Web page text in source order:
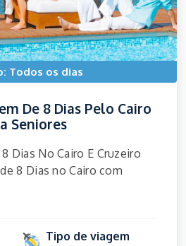
Todos os dias
De 8 Dias Pelo Cairo
Seniores
Dias No Cairo E Cruzeiro
8 Dias no Cairo com
Tipo de viagem